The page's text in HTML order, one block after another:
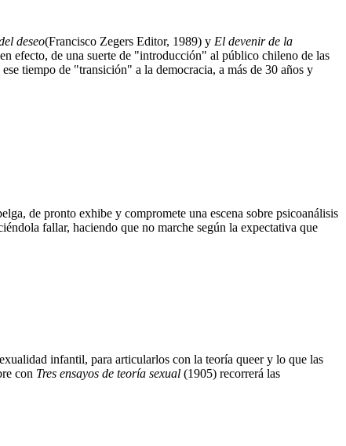
deseo(Francisco Zegers Editor, 1989) y El devenir de la
efecto, de una suerte de "introducción" al público chileno de las
tiempo de "transición" a la democracia, a más de 30 años y
de pronto exhibe y compromete una escena sobre psicoanálisis
fallar, haciendo que no marche según la expectativa que
infantil, para articularlos con la teoría queer y lo que las
con Tres ensayos de teoría sexual (1905) recorrerá las